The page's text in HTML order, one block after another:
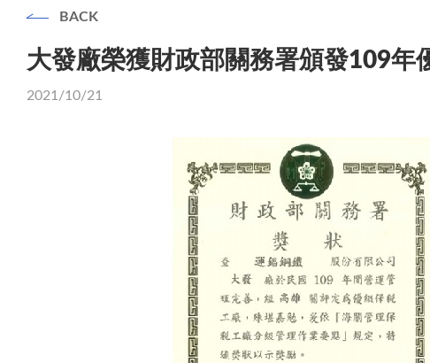
BACK
大發廠榮獲財政部關務署頒發109年
2021/10/21